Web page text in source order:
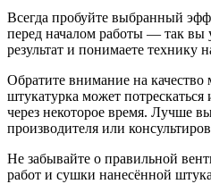
Всегда пробуйте выбранный
перед началом работы — так вы
результат и понимаете технику
Обратите внимание на
штукатурка может
через некоторое время. Лучше
производителя или
Не забывайте о правильной
работ и сушки нанесённой